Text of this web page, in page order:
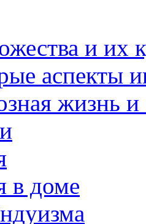
и их
аспекты
жизнь
в доме